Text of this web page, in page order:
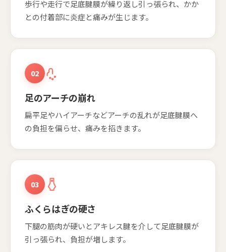
歩行や走行で足底腱膜が繰り返し引っ張られ、かか
との付着部に炎症と痛みが生じます。
02
足のアーチの崩れ
扁平足やハイアーチなどアーチの乱れが足底腱膜へ
の負担を偏らせ、痛みを招きます。
03
ふくらはぎの硬さ
下腿の筋肉が硬いとアキレス腱を介して足底腱膜が
引っ張られ、負担が増します。